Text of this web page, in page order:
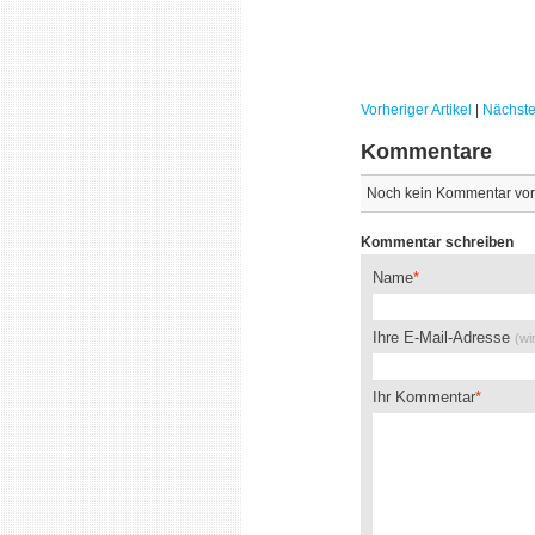
Vorheriger Artikel
Kommentare
Noch kein Kommentar
Kommentar schreiben
Name
Ihre E-Mail-Adresse
Ihr Kommentar